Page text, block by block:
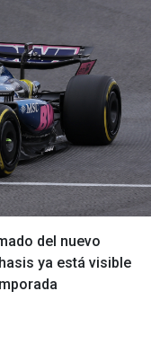
del nuevo
ya está visible